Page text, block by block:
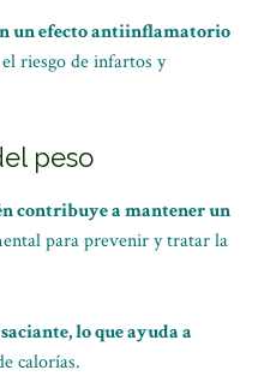
un efecto antiinflamatorio
riesgo de infartos y
peso
contribuye a mantener un
para prevenir y tratar la
lo que ayuda a
calorías.